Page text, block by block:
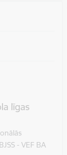
līgas
- VEF BA